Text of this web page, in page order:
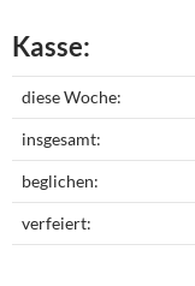
Kasse:
diese Woche:
insgesamt:
beglichen:
verfeiert: